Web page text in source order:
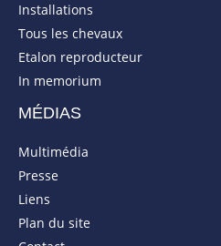
Installations
Tous les chevaux
Etalon reproducteur
In memorium
MÉDIAS
Multimédia
Presse
Liens
Plan du site